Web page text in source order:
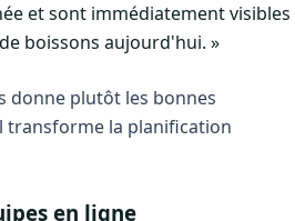
et sont immédiatement visibles
boissons aujourd'hui. »
donne plutôt les bonnes
transforme la planification
en ligne